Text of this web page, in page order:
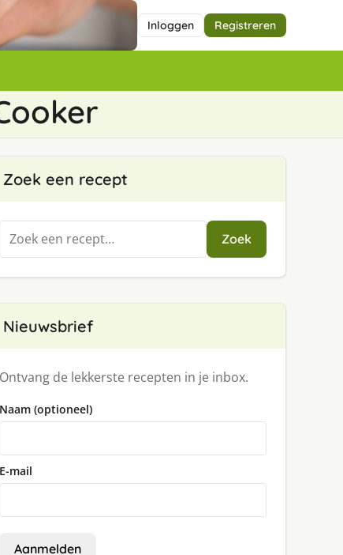
Inloggen Registreren
Zoek een recept
Zoeken
naar:
Zoek
Nieuwsbrief
Ontvang de lekkerste recepten in je inbox.
Naam (optioneel)
E-mail
Aanmelden